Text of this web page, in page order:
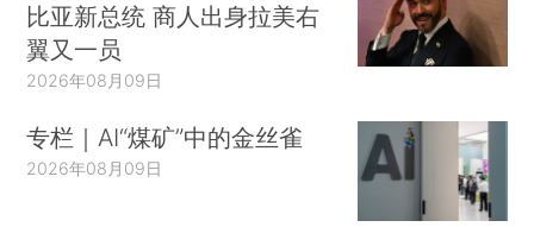
比亚新总统 商人出身拉美右
翼又一员
2026年08月09日
专栏｜AI“煤矿”中的金丝雀
2026年08月09日